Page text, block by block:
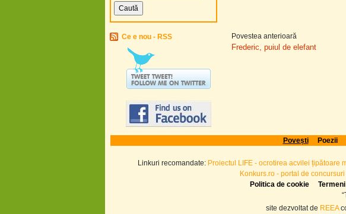
Ce e nou - RSS Povestea anterioară
Frederic, puiul de elefant
Povești Poezii
Linkuri recomandate: Proiectul LIFE - ocrotirea acvilei țipătoare
Konkurs.ro - portal de
Politica de cookie
site dezvoltat de REEA